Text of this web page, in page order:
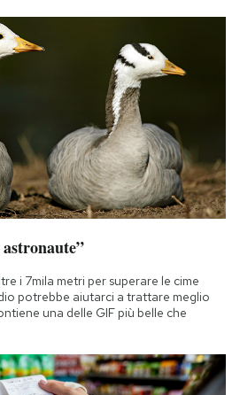
i 7mila metri per superare le cime
potrebbe aiutarci a trattare meglio
una delle GIF più belle che